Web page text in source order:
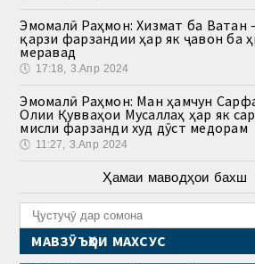
Эмомалӣ Раҳмон: Хизмат ба Ватан
қарзи фарзандии ҳар як ҷавон ба
меравад
🕔 17:18, 3.Апр 2024
Эмомалӣ Раҳмон: Ман ҳамчун
Олии Қувваҳои Мусаллаҳ ҳар як
мисли фарзанди худ дӯст медорам
🕔 11:27, 3.Апр 2024
Ҳамаи маводҳои бахш
МАВЗӮЪҲОИ МАХСУС